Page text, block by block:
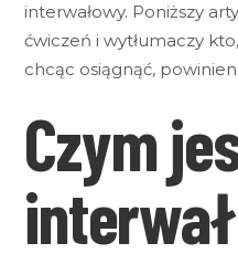
interwałowy. Poniższy
ćwiczeń i wytłumaczy
chcąc osiągnąć,
Czym